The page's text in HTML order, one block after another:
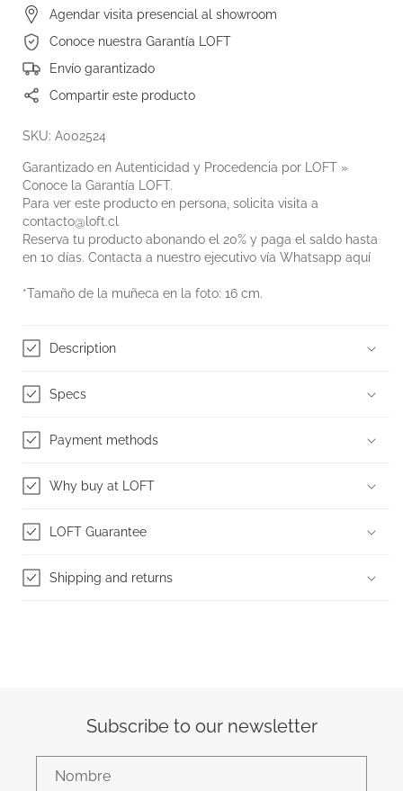
Agendar visita presencial al showroom
Conoce nuestra Garantía LOFT
Envío garantizado
Compartir este producto
SKU: A002524
Garantizado en Autenticidad y Procedencia por LOFT »
Conoce la Garantía LOFT.
Para ver este producto en persona, solicita visita a
contacto@loft.cl
Reserva tu producto abonando el 20% y paga el saldo hasta
en 10 días. Contacta a nuestro ejecutivo vía Whatsapp aquí
*Tamaño de la muñeca en la foto: 16 cm.
Description
Specs
Payment methods
Why buy at LOFT
LOFT Guarantee
Shipping and returns
Subscribe to our newsletter
Nombre